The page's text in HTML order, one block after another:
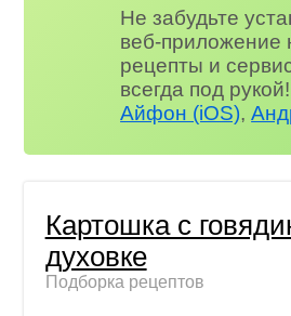
Не забудьте
веб-приложение
рецепты и
всегда под рукой!
Айфон (iOS),
Картошка с
духовке
Подборка рецептов